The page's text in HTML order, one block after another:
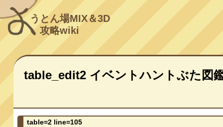
うとん場MIX＆3D
攻略wiki
table_edit2 イベントハントぶた図
table=2 line=105